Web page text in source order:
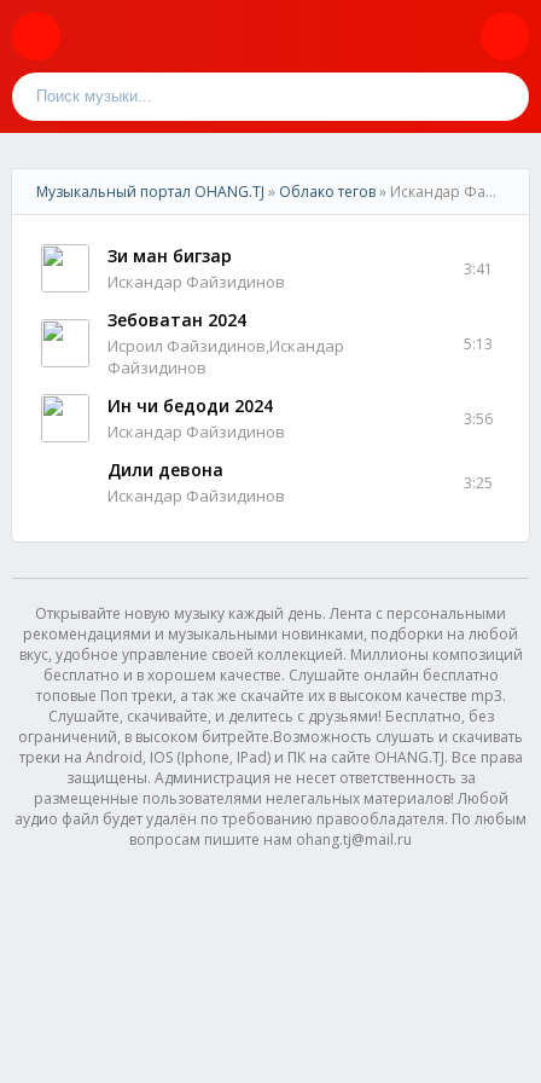
Музыкальный портал OHANG.TJ » Облако тегов» Искандар Файзидинов
Зи ман бигзар
Искандар Файзидинов
3:41
Зебоватан 2024
Исроил Файзидинов,Искандар
Файзидинов
5:13
Ин чи бедоди 2024
Искандар Файзидинов
3:56
Дили девона
Искандар Файзидинов
3:25
Открывайте новую музыку каждый день. Лента с персональными
рекомендациями и музыкальными новинками, подборки на любой
вкус, удобное управление своей коллекцией. Миллионы композиций
бесплатно и в хорошем качестве. Слушайте онлайн бесплатно
топовые Поп треки, а так же скачайте их в высоком качестве mp3.
Слушайте, скачивайте, и делитесь с друзьями! Бесплатно, без
ограничений, в высоком битрейте.Возможность слушать и скачивать
треки на Android, IOS (Iphone, IPad) и ПК на сайте OHANG.TJ. Все права
защищены. Администрация не несет ответственность за
размещенные пользователями нелегальных материалов! Любой
аудио файл будет удалён по требованию правообладателя. По любым
вопросам пишите нам ohang.tj@mail.ru